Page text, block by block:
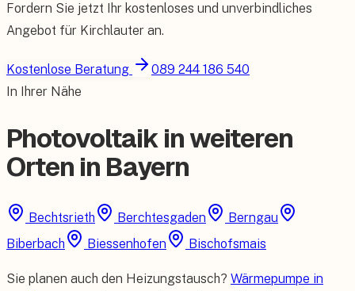
Fordern Sie jetzt Ihr kostenloses und unverbindliches
Angebot für Kirchlauter an.
Kostenlose Beratung
089 244 186 540
In Ihrer Nähe
Photovoltaik in weiteren
Orten in Bayern
Bechtsrieth Berchtesgaden
Berngau
Biberbach
Biessenhofen Bischofsmais
Sie planen auch den Heizungstausch? Wärmepumpe in